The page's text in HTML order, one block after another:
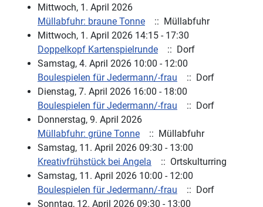
Mittwoch, 1. April 2026
Müllabfuhr: braune Tonne
:: Müllabfuhr
Mittwoch, 1. April 2026 14:15 - 17:30
Doppelkopf Kartenspielrunde
:: Dorf
Samstag, 4. April 2026 10:00 - 12:00
Boulespielen für Jedermann/-frau
:: Dorf
Dienstag, 7. April 2026 16:00 - 18:00
Boulespielen für Jedermann/-frau
:: Dorf
Donnerstag, 9. April 2026
Müllabfuhr: grüne Tonne
:: Müllabfuhr
Samstag, 11. April 2026 09:30 - 13:00
Kreativfrühstück bei Angela
:: Ortskulturring
Samstag, 11. April 2026 10:00 - 12:00
Boulespielen für Jedermann/-frau
:: Dorf
Sonntag, 12. April 2026 09:30 - 13:00